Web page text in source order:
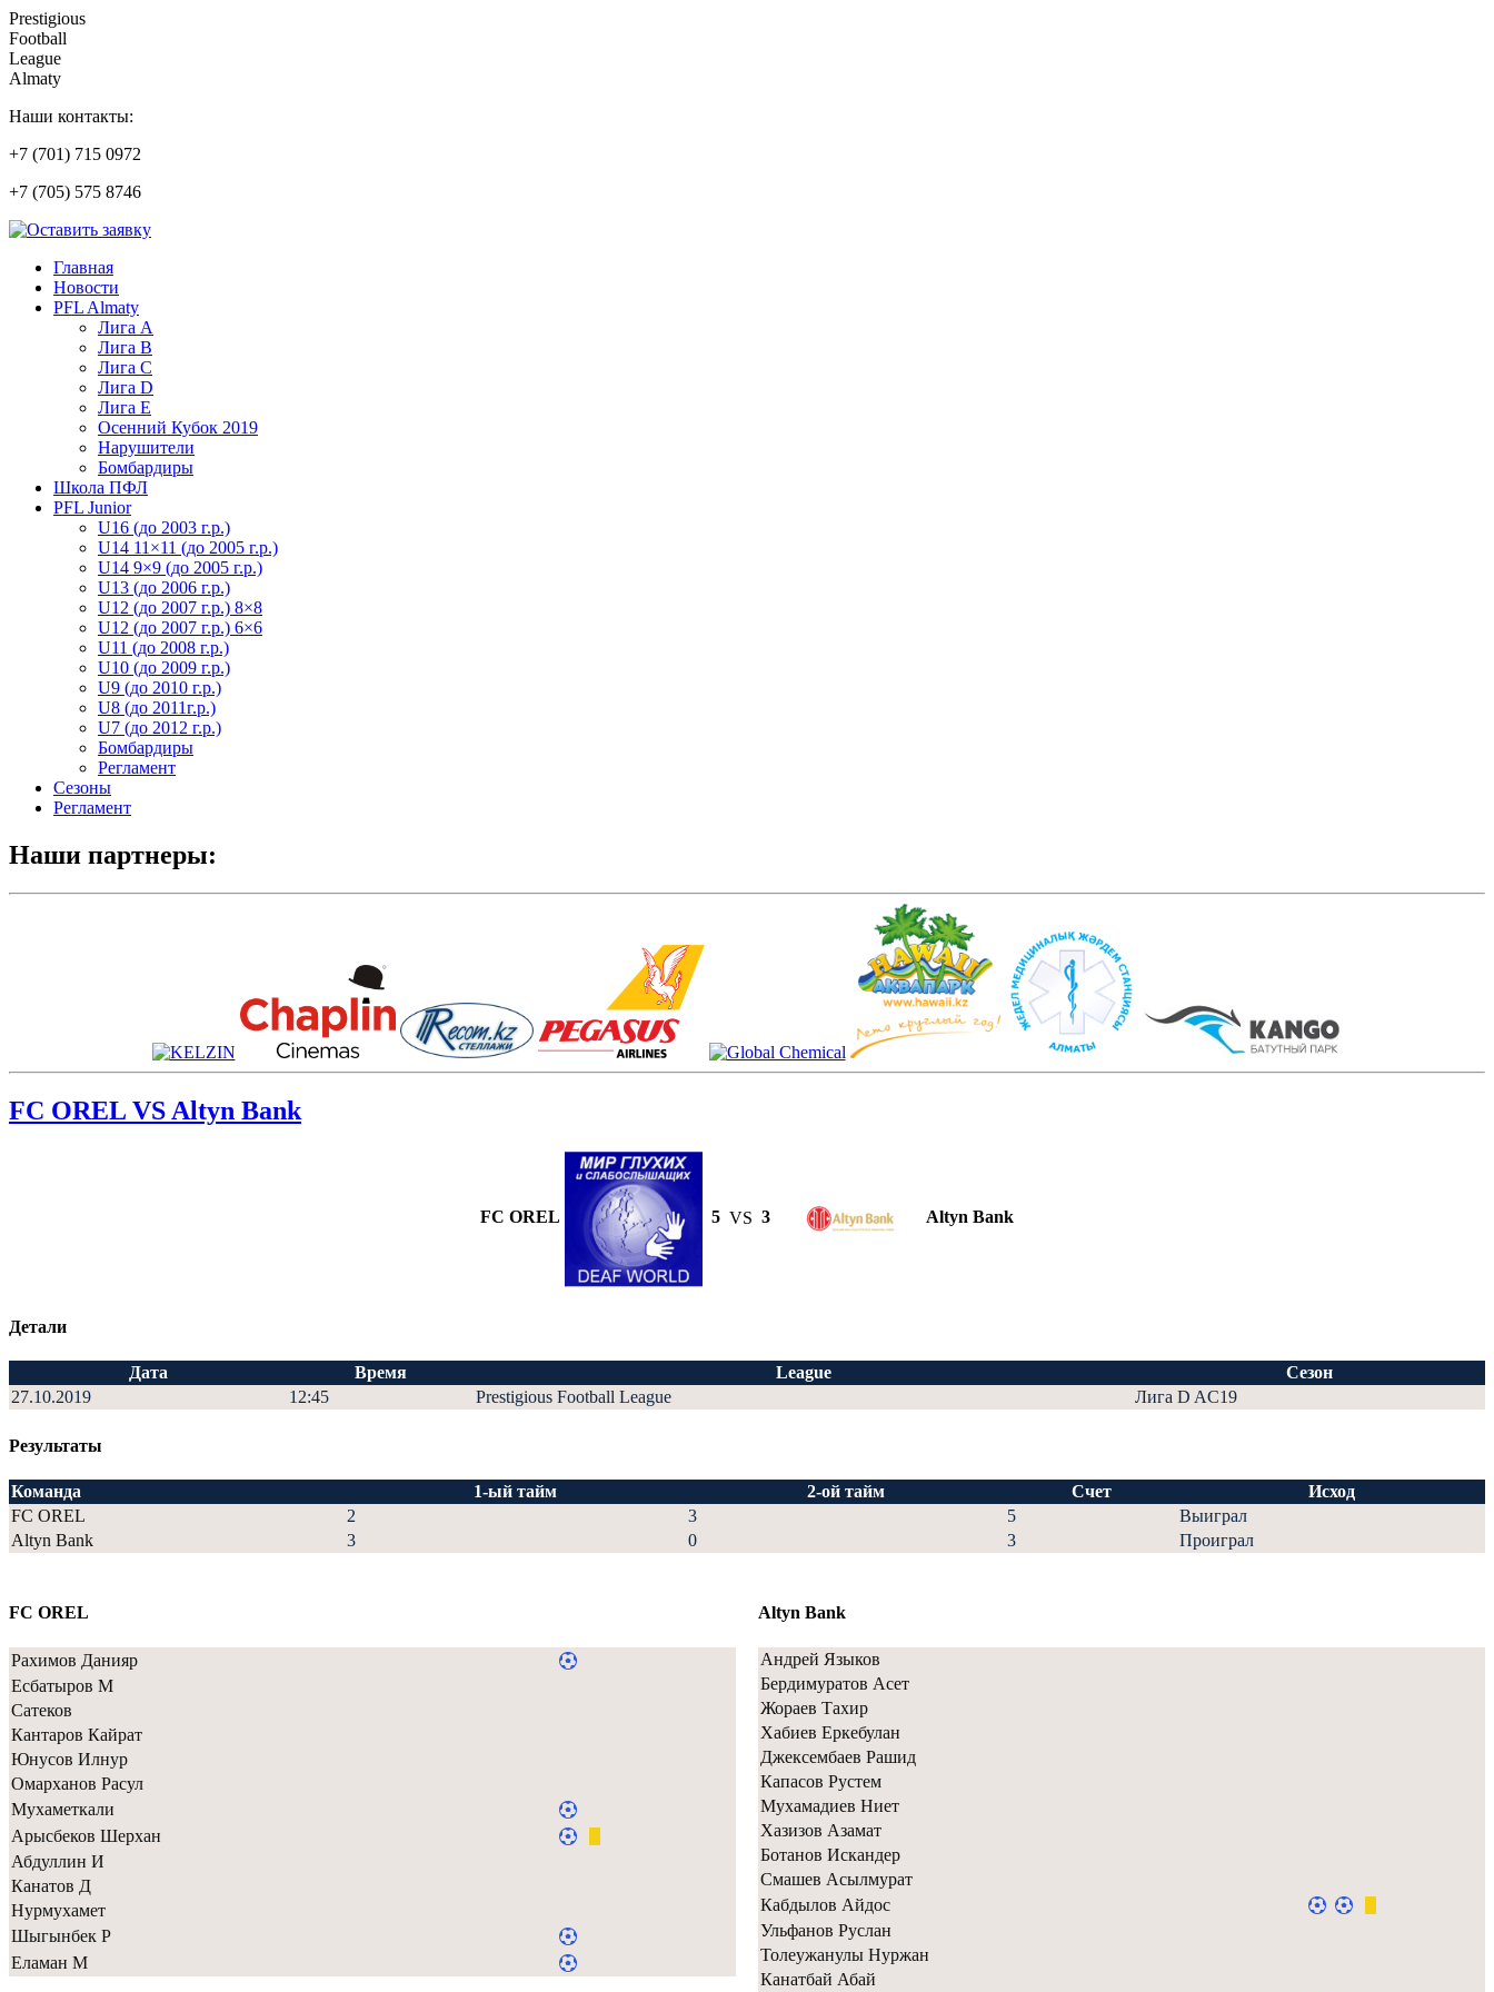
Prestigious
Football
League
Almaty
Наши контакты:
+7 (701) 715 0972
+7 (705) 575 8746
Главная
Новости
PFL Almaty
Лига A
Лига В
Лига С
Лига D
Лига Е
Осенний Кубок 2019
Нарушители
Бомбардиры
Школа ПФЛ
PFL Junior
U16 (до 2003 г.р.)
U14 11×11 (до 2005 г.р.)
U14 9×9 (до 2005 г.р.)
U13 (до 2006 г.р.)
U12 (до 2007 г.р.) 8×8
U12 (до 2007 г.р.) 6×6
U11 (до 2008 г.р.)
U10 (до 2009 г.р.)
U9 (до 2010 г.р.)
U8 (до 2011г.р.)
U7 (до 2012 г.р.)
Бомбардиры
Регламент
Сезоны
Регламент
Наши партнеры:
FC OREL VS Altyn Bank
FC OREL 5 VS 3 Altyn Bank
Детали
Дата Время League
Сезон
27.10.2019
12:45 Prestigious Football League Лига D AC19
Результаты
Команда 1-ый тайм 2-ой тайм Счет
Исход
FC OREL
2 3 5
Выиграл
Altyn Bank
3 0 3 Проиграл
FC OREL
Рахимов Данияр
Есбатыров М
Сатеков
Кантаров Кайрат
Юнусов Илнур
Омарханов Расул
Мухаметкали
Арысбеков Шерхан
Абдуллин И
Канатов Д
Нурмухамет
Шыгынбек Р
Еламан М
Altyn Bank
Андрей Языков
Бердимуратов Асет
Жораев Тахир
Хабиев Еркебулан
Джексембаев Рашид
Капасов Рустем
Мухамадиев Ниет
Хазизов Азамат
Ботанов Искандер
Смашев Асылмурат
Кабдылов Айдос
Ульфанов Руслан
Толеужанулы Нуржан
Канатбай Абай